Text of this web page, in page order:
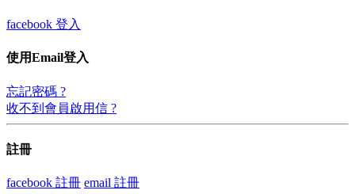
facebook 登入
使用Email登入
忘記密碼 ?
收不到會員啟用信 ?
註冊
facebook 註冊 email 註冊